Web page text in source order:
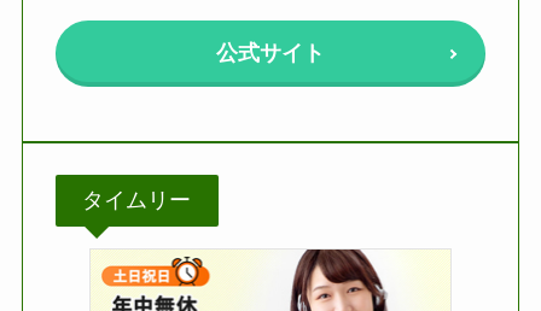
公式サイト
タイムリー